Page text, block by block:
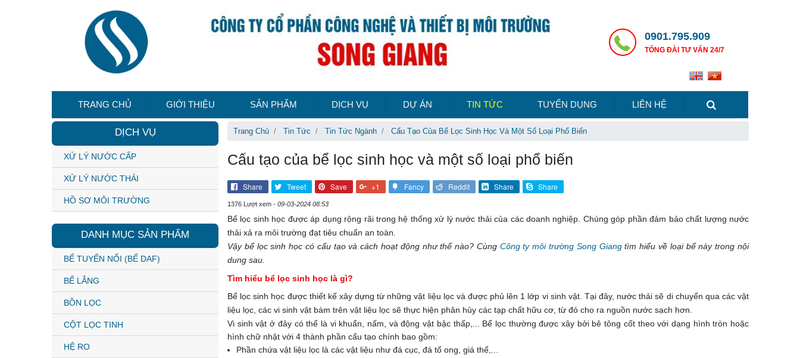
0901.795.909
TỔNG ĐÀI TƯ VẤN 24/7
TRANG CHỦ GIỚI THIỆU SẢN PHẨM DỊCH VỤ DỰ ÁN TIN TỨC TUYỂN DỤNG LIÊN HỆ
Trang Chủ Tin Tức Tin Tức Ngành Cấu Tạo Của Bể Lọc Sinh Học Và Một Số Loại Phổ Biến
Cấu tạo của bể lọc sinh học và một số loại phổ biến
Share Tweet Save +1 Fancy Reddit Share Share
1376 Lượt xem - 09-03-2024 08:53
Bể lọc sinh học được áp dụng rộng rãi trong hệ thống xử lý nước thải của các doanh nghiệp. Chúng góp phần đảm bảo chất lượng nước
thải xả ra môi trường đạt tiêu chuẩn an toàn.
Vậy bể lọc sinh học có cấu tạo và cách hoạt động như thế nào? Cùng Công ty môi trường Song Giangtìm hiểu về loại bể này trong nội
dung sau.
Tìm hiểu bể lọc sinh học là gì?
Bể lọc sinh học được thiết kế xây dựng từ những vật liệu lọc và được phủ lên 1 lớp vi sinh vật. Tại đây, nước thải sẽ di chuyển qua các vật
liệu lọc, các vi sinh vật bám trên vật liệu lọc sẽ thực hiện phân hủy các tạp chất hữu cơ, từ đó cho ra nguồn nước sạch hơn.
Vi sinh vật ở đây có thể là vi khuẩn, nấm, và động vật bậc thấp,... Bể lọc thường được xây bởi bê tông cốt theo với dạng hình tròn hoặc
hình chữ nhật với 4 thành phần cấu tạo chính bao gồm:
Phần chứa vật liệu lọc là các vật liệu như đá cục, đá tổ ong, giá thể,...
DỊCH VỤ
XỬ LÝ NƯỚC CẤP
XỬ LÝ NƯỚC THẢI
HỒ SƠ MÔI TRƯỜNG
DANH MỤC SẢN PHẨM
BỂ TUYỂN NỔI (BỂ DAF)
BỂ LẮNG
BỒN LỌC
CỘT LỌC TINH
HỆ RO